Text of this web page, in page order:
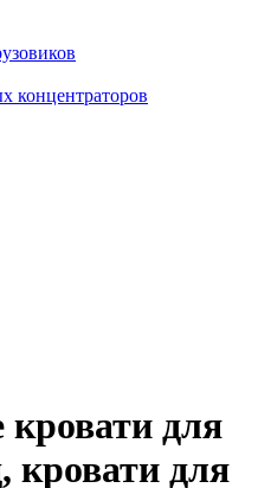
концентраторов
для
кровати для